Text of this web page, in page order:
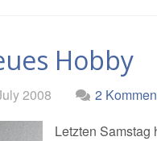
Hobby
2008
2
Letzten Samstag